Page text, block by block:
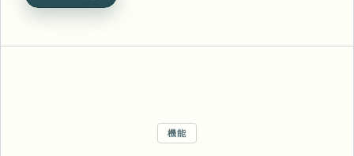
機能